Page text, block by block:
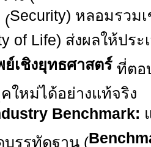
(Security) หลอมรวม
of Life) ส่งผลให้ประ
เชิงยุทธศาสตร์ ที่ตอ
ใหม่ได้อย่างแท้จริง
Benchmark:
บรรทัดฐาน (